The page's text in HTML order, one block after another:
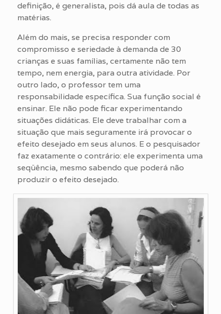
definição, é generalista, pois dá aula de todas as
matérias.
Além do mais, se precisa responder com
compromisso e seriedade à demanda de 30
crianças e suas famílias, certamente não tem
tempo, nem energia, para outra atividade. Por
outro lado, o professor tem uma
responsabilidade específica. Sua função social é
ensinar. Ele não pode ficar experimentando
situações didáticas. Ele deve trabalhar com a
situação que mais seguramente irá provocar o
efeito desejado em seus alunos. E o pesquisador
faz exatamente o contrário: ele experimenta uma
seqüência, mesmo sabendo que poderá não
produzir o efeito desejado.